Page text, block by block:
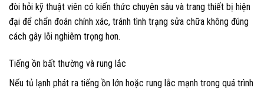
đòi hỏi kỹ thuật viên có kiến thức chuyên sâu và trang thiết bị hiện
đại để chẩn đoán chính xác, tránh tình trạng sửa chữa không đúng
cách gây lỗi nghiêm trọng hơn.
Tiếng ồn bất thường và rung lắc
Nếu tủ lạnh phát ra tiếng ồn lớn hoặc rung lắc mạnh trong quá trình